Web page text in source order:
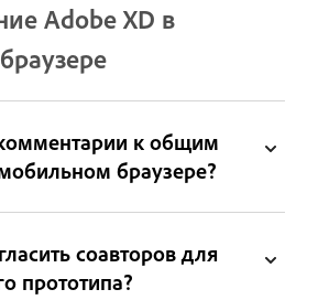
Adobe XD в
к общим
браузере?
соавторов для
прототипа?